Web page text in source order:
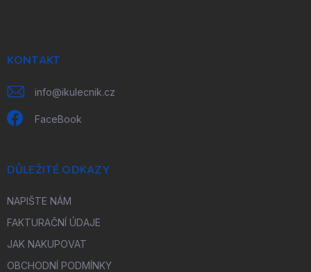
KONTAKT
info@ikulecnik.cz
FaceBook
DŮLEŽITÉ ODKAZY
NAPIŠTE NÁM
FAKTURAČNÍ ÚDAJE
JAK NAKUPOVAT
OBCHODNÍ PODMÍNKY